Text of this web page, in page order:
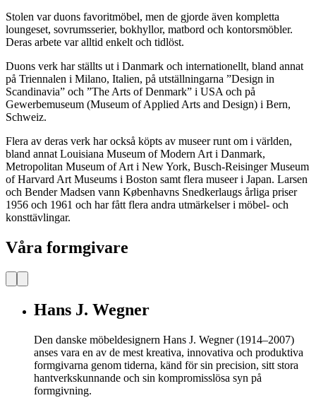
Stolen var duons favoritmöbel, men de gjorde även kompletta
loungeset, sovrumsserier, bokhyllor, matbord och kontorsmöbler.
Deras arbete var alltid enkelt och tidlöst.
Duons verk har ställts ut i Danmark och internationellt, bland annat
på Triennalen i Milano, Italien, på utställningarna ”Design in
Scandinavia” och ”The Arts of Denmark” i USA och på
Gewerbemuseum (Museum of Applied Arts and Design) i Bern,
Schweiz.
Flera av deras verk har också köpts av museer runt om i världen,
bland annat Louisiana Museum of Modern Art i Danmark,
Metropolitan Museum of Art i New York, Busch-Reisinger Museum
of Harvard Art Museums i Boston samt flera museer i Japan. Larsen
och Bender Madsen vann Københavns Snedkerlaugs årliga priser
1956 och 1961 och har fått flera andra utmärkelser i möbel- och
konsttävlingar.
Våra formgivare
Hans J. Wegner
Den danske möbeldesignern Hans J. Wegner (1914–2007)
anses vara en av de mest kreativa, innovativa och produktiva
formgivarna genom tiderna, känd för sin precision, sitt stora
hantverkskunnande och sin kompromisslösa syn på
formgivning.